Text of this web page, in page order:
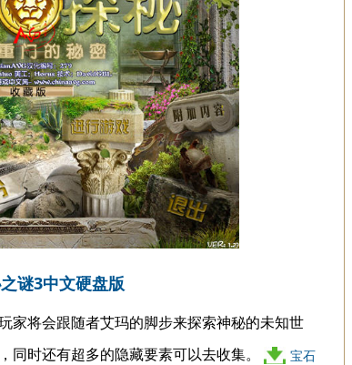
谜3中文硬盘版
家将会跟随者艾玛的脚步来探索神秘的未知世
同时还有超多的隐藏要素可以去收集。
宝石